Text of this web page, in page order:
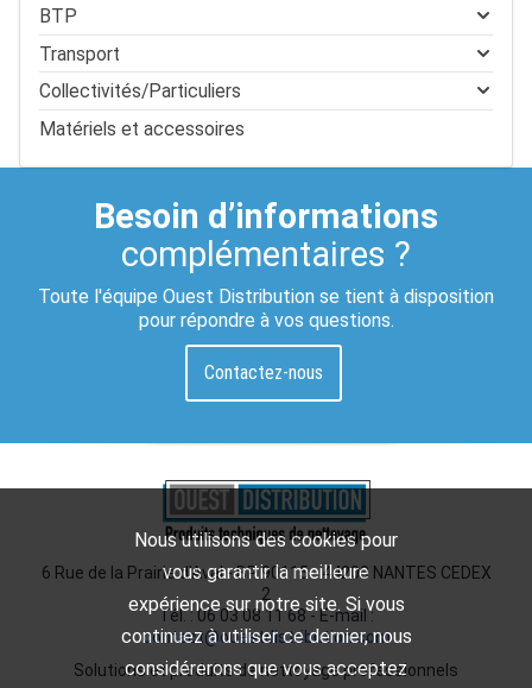
BTP
Transport
Collectivités/Particuliers
Matériels et accessoires
Besoin d’informations
complémentaires ?
Toute l'équipe Ouest Distribution se tient à disposition
pour répondre à vos questions.
Contactez-nous
6 Rue de la Prairie d'Aval - BP 90115 - 44200 NANTES CEDEX
2
Tél. : 06 03 08 11 68 - E-mail :
contact@ouestdistribution.com
Solutions et produits de nettoyage professionnels
Nous utilisons des cookies pour
vous garantir la meilleure
expérience sur notre site. Si vous
continuez à utiliser ce dernier, nous
considérerons que vous acceptez